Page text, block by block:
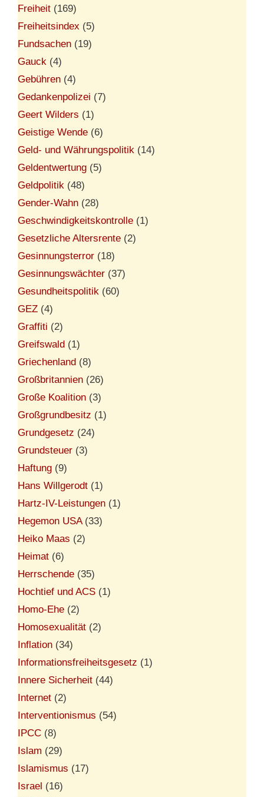
Freiheit (169)
Freiheitsindex (5)
Fundsachen (19)
Gauck (4)
Gebühren (4)
Gedankenpolizei (7)
Geert Wilders (1)
Geistige Wende (6)
Geld- und Währungspolitik (14)
Geldentwertung (5)
Geldpolitik (48)
Gender-Wahn (28)
Geschwindigkeitskontrolle (1)
Gesetzliche Altersrente (2)
Gesinnungsterror (18)
Gesinnungswächter (37)
Gesundheitspolitik (60)
GEZ (4)
Graffiti (2)
Greifswald (1)
Griechenland (8)
Großbritannien (26)
Große Koalition (3)
Großgrundbesitz (1)
Grundgesetz (24)
Grundsteuer (3)
Haftung (9)
Hans Willgerodt (1)
Hartz-IV-Leistungen (1)
Hegemon USA(33)
Heiko Maas (2)
Heimat (6)
Herrschende (35)
Hochtief und ACS (1)
Homo-Ehe (2)
Homosexualität (2)
Inflation (34)
Informationsfreiheitsgesetz (1)
Innere Sicherheit (44)
Internet (2)
Interventionismus (54)
IPCC (8)
Islam (29)
Islamismus (17)
Israel (16)